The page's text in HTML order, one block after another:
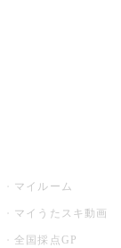
マイルーム
マイうたスキ動画
全国採点GP